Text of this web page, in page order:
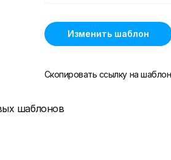
Изменить шаблон
Скопировать ссылку на
шаблонов